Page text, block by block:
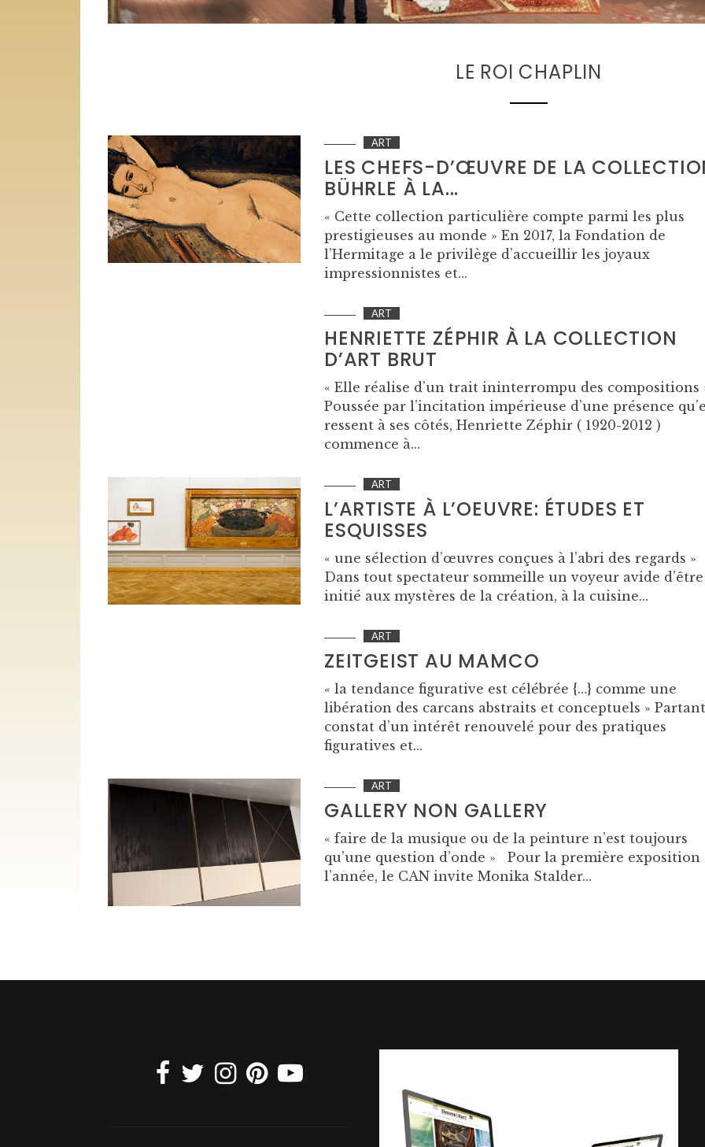
LE ROI CHAPLIN
ART
LES CHEFS-D’ŒUVRE DE LA
BÜHRLE À LA...
« Cette collection particulière compte parmi les plus
prestigieuses au monde » En 2017, la Fondation de
l’Hermitage a le privilège d’accueillir les joyaux
impressionnistes et...
ART
HENRIETTE ZÉPHIR À LA COLLECTION
D’ART BRUT
« Elle réalise d’un trait ininterrompu des compositions
Poussée par l’incitation impérieuse d’une présence
ressent à ses côtés, Henriette Zéphir ( 1920-2012 )
commence à...
ART
L’ARTISTE À L’OEUVRE: ÉTUDES ET
ESQUISSES
« une sélection d’œuvres conçues à l’abri des regards »
Dans tout spectateur sommeille un voyeur avide d’être
initié aux mystères de la création, à la cuisine...
ART
ZEITGEIST AU MAMCO
« la tendance figurative est célébrée {…} comme une
libération des carcans abstraits et conceptuels »
constat d’un intérêt renouvelé pour des pratiques
figuratives et...
ART
GALLERY NON GALLERY
« faire de la musique ou de la peinture n’est toujours
qu’une question d’onde » Pour la première exposition
l’année, le CAN invite Monika Stalder...